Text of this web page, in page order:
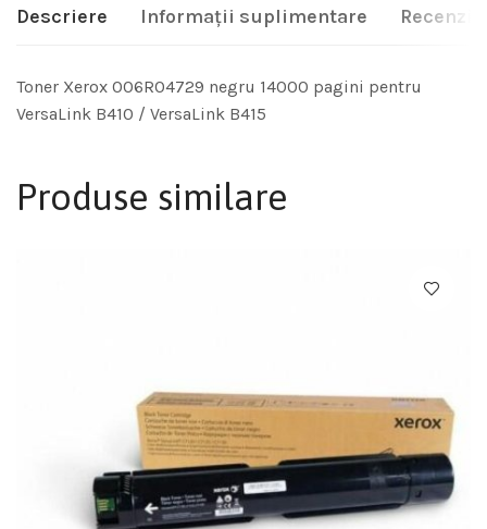
Descriere Informații suplimentare Recenzii
Toner Xerox 006R04729 negru 14000 pagini pentru
VersaLink B410 / VersaLink B415
Produse similare